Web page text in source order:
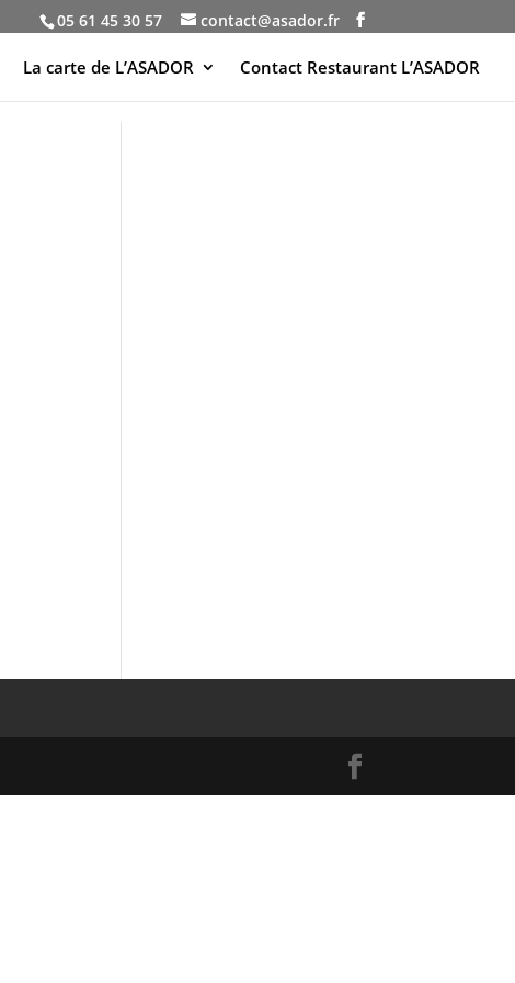
05 61 45 30 57 contact@asador.fr
La carte de L’ASADOR Contact Restaurant L’ASADOR